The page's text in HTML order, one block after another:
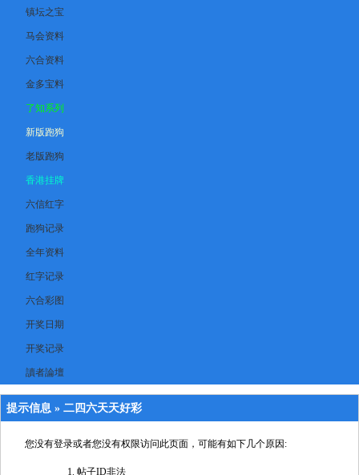
镇坛之宝
马会资料
六合资料
金多宝料
了知系列
新版跑狗
老版跑狗
香港挂牌
六信红字
跑狗记录
全年资料
红字记录
六合彩图
开奖日期
开奖记录
讀者論壇
提示信息 » 二四六天天好彩
您没有登录或者您没有权限访问此页面，可能有如下几个原因:
帖子ID非法